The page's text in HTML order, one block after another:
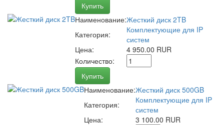
Купить
Наименование:Жесткий диск 2TB
Категория:
Комплектующие для IP
систем
Цена:
4 950.00 RUR
Количество:
Купить
Наименование:Жесткий диск 500GB
Категория:
Комплектующие для IP
систем
Цена:
3 100.00 RUR